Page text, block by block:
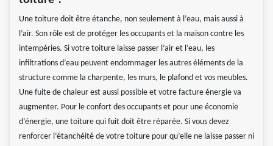
Une toiture doit être étanche, non seulement à l’eau, mais aussi à
l’air. Son rôle est de protéger les occupants et la maison contre les
intempéries. Si votre toiture laisse passer l’air et l’eau, les
infiltrations d’eau peuvent endommager les autres éléments de la
structure comme la charpente, les murs, le plafond et vos meubles.
Une fuite de chaleur est aussi possible et votre facture énergie va
augmenter. Pour le confort des occupants et pour une économie
d’énergie, une toiture qui fuit doit être réparée. Si vous devez
renforcer l’étanchéité de votre toiture pour qu’elle ne laisse passer ni